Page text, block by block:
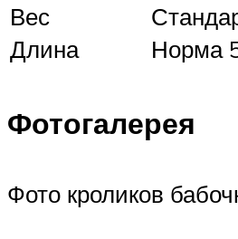
Вес
Длина
Норма
Фотогалерея
Фото кроликов